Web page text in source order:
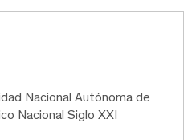
Nacional Autónoma de
Nacional Siglo XXI